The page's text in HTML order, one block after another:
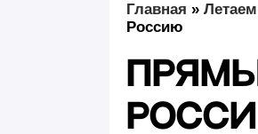
Главная » Летаем
Россию